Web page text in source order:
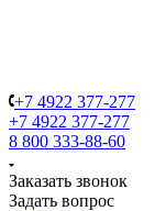
+7 4922 377-277
+7 4922 377-277
8 800 333-88-60
Заказать звонок
Задать вопрос